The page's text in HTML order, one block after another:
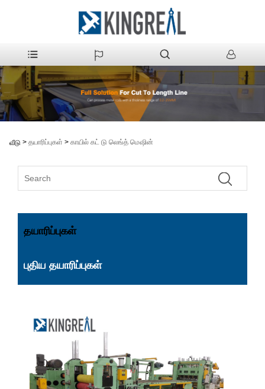
வீடு > தயாரிப்புகள் > காயில் கட் டு லெங்த் மெஷின்
தயாரிப்புகள்
புதிய தயாரிப்புகள்